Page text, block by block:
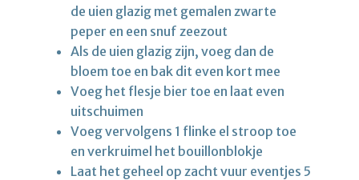
de uien glazig met gemalen zwarte
peper en een snuf zeezout
Als de uien glazig zijn, voeg dan de
bloem toe en bak dit even kort mee
Voeg het flesje bier toe en laat even
uitschuimen
Voeg vervolgens 1 flinke el stroop toe
en verkruimel het bouillonblokje
Laat het geheel op zacht vuur eventjes 5